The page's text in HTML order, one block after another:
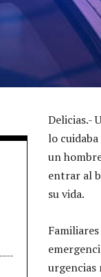
Delicias.-
lo
un
entrar al
su vida.
urgencias